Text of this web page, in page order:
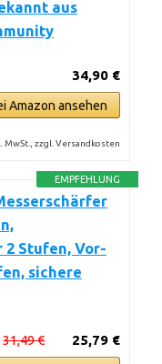
aus
34,90 €
Amazon ansehen
MwSt., zzgl. Versandkosten
EMPFEHLUNG
2 Stufen, Vor-
sichere
25,79 €
31,49 €